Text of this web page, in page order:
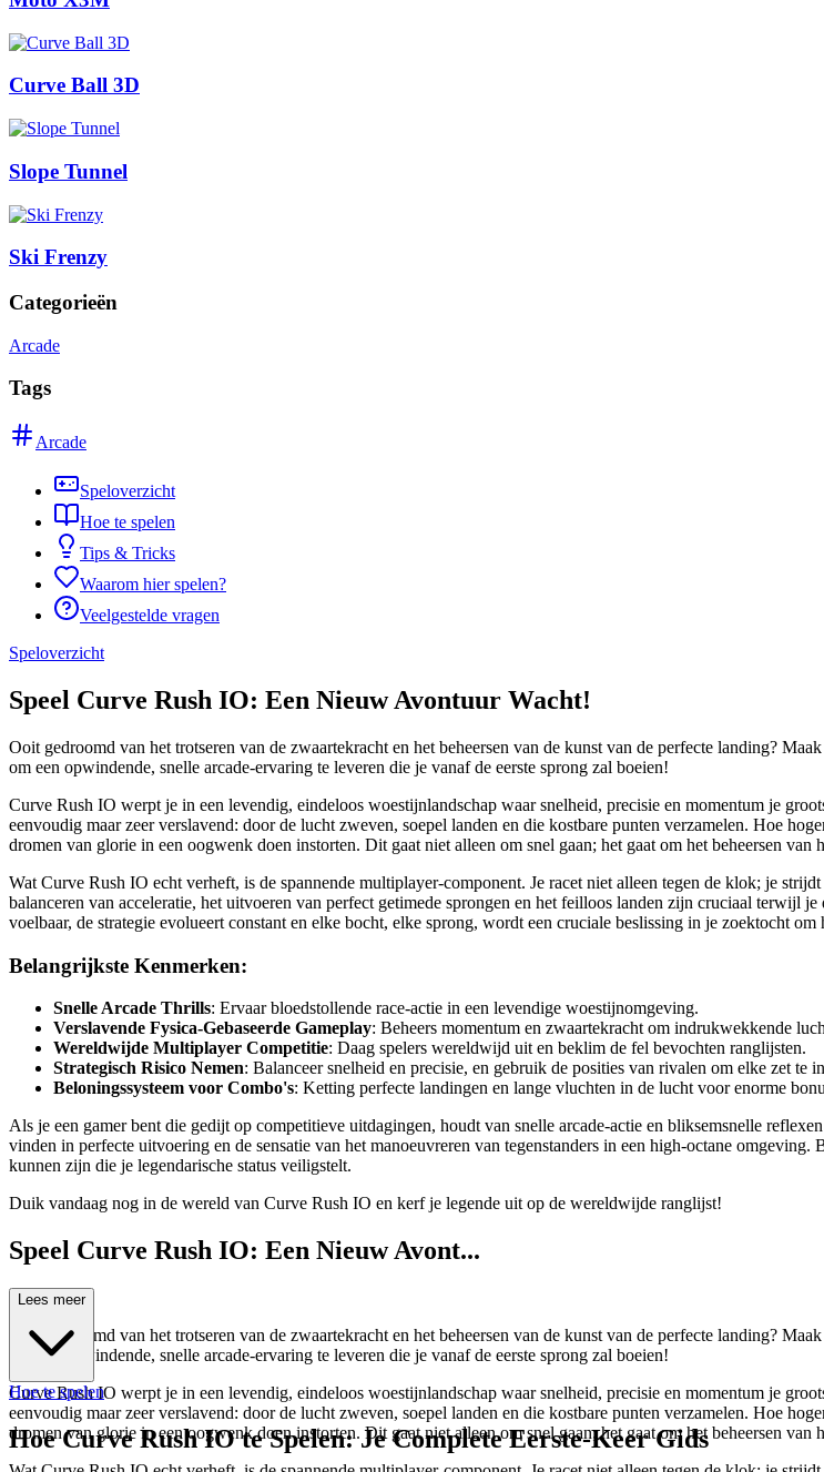
Curve Ball 3D
Slope Tunnel
Ski Frenzy
Categorieën
Arcade
Tags
Arcade
Speloverzicht
Hoe te spelen
Tips & Tricks
Waarom hier spelen?
Veelgestelde vragen
Speloverzicht
Speel Curve Rush IO: Een Nieuw Avontuur Wacht!
Ooit gedroomd van het trotseren van de zwaartekracht en het beheersen van de kunst van de perfecte landing?
om een opwindende, snelle arcade-ervaring te leveren die je vanaf de eerste sprong zal boeien!
Curve Rush IO werpt je in een levendig, eindeloos woestijnlandschap waar snelheid, precisie en momentum je
eenvoudig maar zeer verslavend: door de lucht zweven, soepel landen en die kostbare punten verzamelen. Hoe
dromen van glorie in een oogwenk doen instorten. Dit gaat niet alleen om snel gaan; het gaat om het beheersen
Wat Curve Rush IO echt verheft, is de spannende multiplayer-component. Je racet niet alleen tegen de klok; je
balanceren van acceleratie, het uitvoeren van perfect getimede sprongen en het feilloos landen zijn cruciaal terwijl
voelbaar, de strategie evolueert constant en elke bocht, elke sprong, wordt een cruciale beslissing in je zoektocht om
Belangrijkste Kenmerken:
Snelle Arcade Thrills: Ervaar bloedstollende race-actie in een levendige woestijnomgeving.
Verslavende Fysica-Gebaseerde Gameplay: Beheers momentum en zwaartekracht om indrukwekkende
Wereldwijde Multiplayer Competitie: Daag spelers wereldwijd uit en beklim de fel bevochten ranglijsten.
Strategisch Risico Nemen: Balanceer snelheid en precisie, en gebruik de posities van rivalen om elke zet te
Beloningssysteem voor Combo's: Ketting perfecte landingen en lange vluchten in de lucht voor enorme
Als je een gamer bent die gedijt op competitieve uitdagingen, houdt van snelle arcade-actie en bliksemsnelle
vinden in perfecte uitvoering en de sensatie van het manoeuvreren van tegenstanders in een high-octane
kunnen zijn die je legendarische status veiligstelt.
Duik vandaag nog in de wereld van Curve Rush IO en kerf je legende uit op de wereldwijde ranglijst!
Speel Curve Rush IO: Een Nieuw Avont...
uur Wacht!
Ooit gedroomd van het trotseren van de zwaartekracht en het beheersen van de kunst van de perfecte landing?
om een opwindende, snelle arcade-ervaring te leveren die je vanaf de eerste sprong zal boeien!
Curve Rush IO werpt je in een levendig, eindeloos woestijnlandschap waar snelheid, precisie en momentum je
eenvoudig maar zeer verslavend: door de lucht zweven, soepel landen en die kostbare punten verzamelen. Hoe
dromen van glorie in een oogwenk doen instorten. Dit gaat niet alleen om snel gaan; het gaat om het beheersen
Lees meer
Hoe te spelen
Hoe Curve Rush IO te Spelen: Je Complete Eerste-Keer Gids